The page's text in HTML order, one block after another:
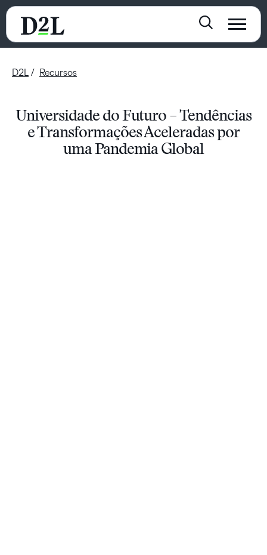
D2L Recursos
Universidade do Futuro – Tendências
e Transformações Aceleradas por
uma Pandemia Global